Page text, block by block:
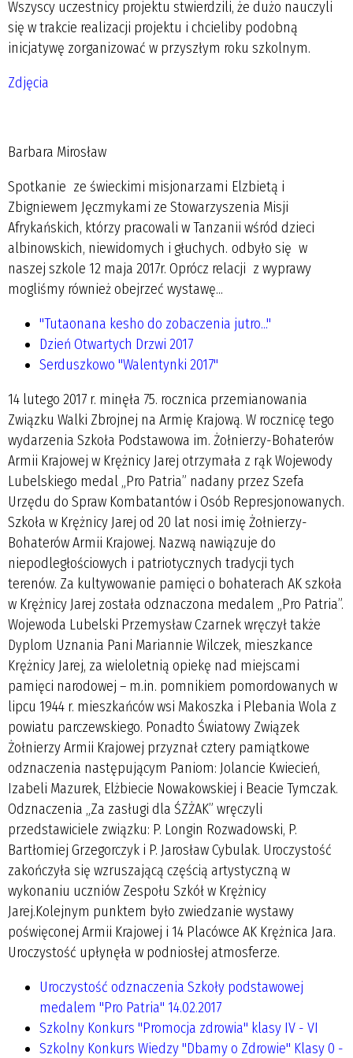
Wszyscy uczestnicy projektu stwierdzili, że dużo nauczyli
się w trakcie realizacji projektu i chcieliby podobną
inicjatywę zorganizować w przyszłym roku szkolnym.
Zdjęcia
Barbara Mirosław
Spotkanie ze świeckimi misjonarzami Elzbietą i
Zbigniewem Jęczmykami ze Stowarzyszenia Misji
Afrykańskich, którzy pracowali w Tanzanii wśród dzieci
albinowskich, niewidomych i głuchych. odbyło się w
naszej szkole 12 maja 2017r. Oprócz relacji z wyprawy
mogliśmy również obejrzeć wystawę...
"Tutaonana kesho do zobaczenia jutro..."
Dzień Otwartych Drzwi 2017
Serduszkowo "Walentynki 2017"
14 lutego 2017 r. minęła 75. rocznica przemianowania
Związku Walki Zbrojnej na Armię Krajową. W rocznicę tego
wydarzenia Szkoła Podstawowa im. Żołnierzy-Bohaterów
Armii Krajowej w Krężnicy Jarej otrzymała z rąk Wojewody
Lubelskiego medal „Pro Patria” nadany przez Szefa
Urzędu do Spraw Kombatantów i Osób Represjonowanych.
Szkoła w Krężnicy Jarej od 20 lat nosi imię Żołnierzy-
Bohaterów Armii Krajowej. Nazwą nawiązuje do
niepodległościowych i patriotycznych tradycji tych
terenów. Za kultywowanie pamięci o bohaterach AK szkoła
w Krężnicy Jarej została odznaczona medalem „Pro Patria”.
Wojewoda Lubelski Przemysław Czarnek wręczył także
Dyplom Uznania Pani Mariannie Wilczek, mieszkance
Krężnicy Jarej, za wieloletnią opiekę nad miejscami
pamięci narodowej – m.in. pomnikiem pomordowanych w
lipcu 1944 r. mieszkańców wsi Makoszka i Plebania Wola z
powiatu parczewskiego. Ponadto Światowy Związek
Żołnierzy Armii Krajowej przyznał cztery pamiątkowe
odznaczenia następującym Paniom: Jolancie Kwiecień,
Izabeli Mazurek, Elżbiecie Nowakowskiej i Beacie Tymczak.
Odznaczenia „Za zasługi dla ŚZŻAK” wręczyli
przedstawiciele związku: P. Longin Rozwadowski, P.
Bartłomiej Grzegorczyk i P. Jarosław Cybulak. Uroczystość
zakończyła się wzruszającą częścią artystyczną w
wykonaniu uczniów Zespołu Szkół w Krężnicy
Jarej.Kolejnym punktem było zwiedzanie wystawy
poświęconej Armii Krajowej i 14 Placówce AK Krężnica Jara.
Uroczystość upłynęła w podniosłej atmosferze.
Uroczystość odznaczenia Szkoły podstawowej
medalem "Pro Patria" 14.02.2017
Szkolny Konkurs "Promocja zdrowia" klasy IV - VI
Szkolny Konkurs Wiedzy "Dbamy o Zdrowie" Klasy 0 -